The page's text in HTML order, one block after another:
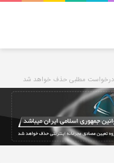
درخواست مطلبی حذف خواهد شد